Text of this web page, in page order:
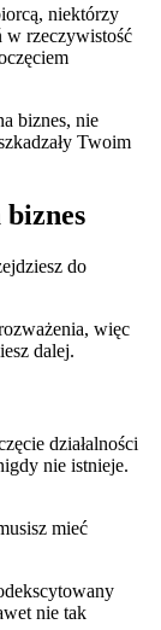
niektórzy
w rzeczywistość
biznes, nie
Twoim
biznes
do
więc
dalej.
działalności
nie istnieje.
mieć
nie tak